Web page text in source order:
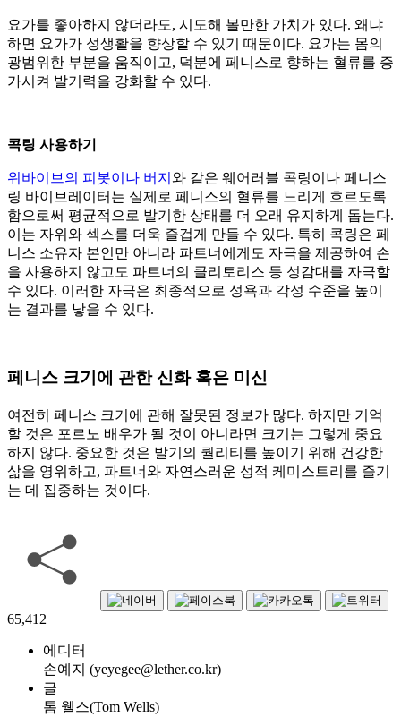
요가를 좋아하지 않더라도, 시도해 볼만한 가치가 있다. 왜냐
하면 요가가 성생활을 향상할 수 있기 때문이다. 요가는 몸의
광범위한 부분을 움직이고, 덕분에 페니스로 향하는 혈류를 증
가시켜 발기력을 강화할 수 있다.
콕링 사용하기
위바이브의 피봇이나 버지 와 같은 웨어러블 콕링이나 페니스
링 바이브레이터는 실제로 페니스의 혈류를 느리게 흐르도록
함으로써 평균적으로 발기한 상태를 더 오래 유지하게 돕는다.
이는 자위와 섹스를 더욱 즐겁게 만들 수 있다. 특히 콕링은 페
니스 소유자 본인만 아니라 파트너에게도 자극을 제공하여 손
을 사용하지 않고도 파트너의 클리토리스 등 성감대를 자극할
수 있다. 이러한 자극은 최종적으로 성욕과 각성 수준을 높이
는 결과를 낳을 수 있다.
페니스 크기에 관한 신화 혹은 미신
여전히 페니스 크기에 관해 잘못된 정보가 많다. 하지만 기억
할 것은 포르노 배우가 될 것이 아니라면 크기는 그렇게 중요
하지 않다. 중요한 것은 발기의 퀄리티를 높이기 위해 건강한
삶을 영위하고, 파트너와 자연스러운 성적 케미스트리를 즐기
는 데 집중하는 것이다.
65,412
에디터
손예지 (yeyegee@lether.co.kr)
글
톰 웰스(Tom Wells)